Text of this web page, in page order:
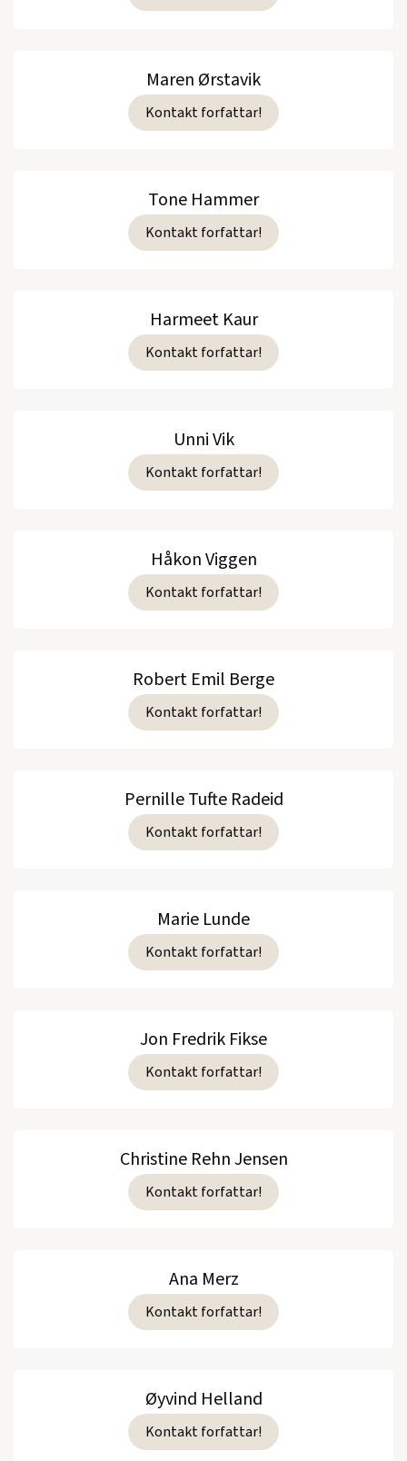
Maren Ørstavik
Kontakt forfattar!
Tone Hammer
Kontakt forfattar!
Harmeet Kaur
Kontakt forfattar!
Unni Vik
Kontakt forfattar!
Håkon Viggen
Kontakt forfattar!
Robert Emil Berge
Kontakt forfattar!
Pernille Tufte Radeid
Kontakt forfattar!
Marie Lunde
Kontakt forfattar!
Jon Fredrik Fikse
Kontakt forfattar!
Christine Rehn Jensen
Kontakt forfattar!
Ana Merz
Kontakt forfattar!
Øyvind Helland
Kontakt forfattar!